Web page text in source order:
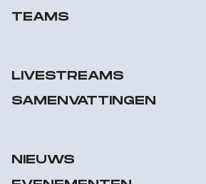
TEAMS
LIVESTREAMS
SAMENVATTINGEN
NIEUWS